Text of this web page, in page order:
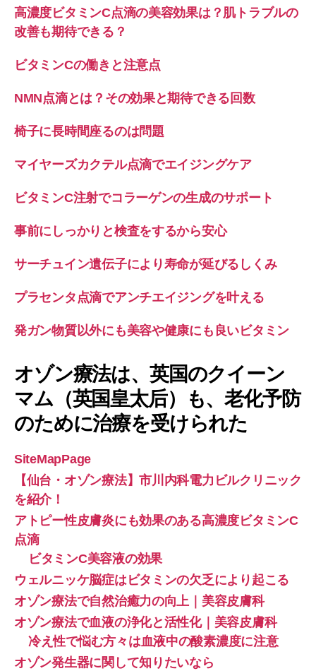
高濃度ビタミンC点滴の美容効果は？肌トラブルの
改善も期待できる？
ビタミンCの働きと注意点
NMN点滴とは？その効果と期待できる回数
椅子に長時間座るのは問題
マイヤーズカクテル点滴でエイジングケア
ビタミンC注射でコラーゲンの生成のサポート
事前にしっかりと検査をするから安心
サーチュイン遺伝子により寿命が延びるしくみ
プラセンタ点滴でアンチエイジングを叶える
発ガン物質以外にも美容や健康にも良いビタミン
オゾン療法は、英国のクイーン
マム（英国皇太后）も、老化予防
のために治療を受けられた
SiteMapPage
【仙台・オゾン療法】市川内科電力ビルクリニック
を紹介！
アトピー性皮膚炎にも効果のある高濃度ビタミンC
点滴
ビタミンC美容液の効果
ウェルニッケ脳症はビタミンの欠乏により起こる
オゾン療法で自然治癒力の向上｜美容皮膚科
オゾン療法で血液の浄化と活性化｜美容皮膚科
冷え性で悩む方々は血液中の酸素濃度に注意
オゾン発生器に関して知りたいなら